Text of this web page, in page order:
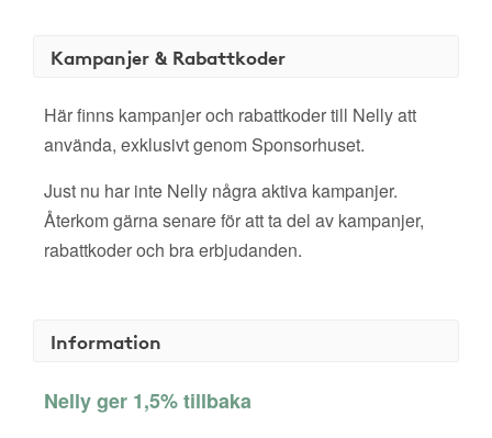
Kampanjer & Rabattkoder
Här finns kampanjer och rabattkoder till Nelly att
använda, exklusivt genom Sponsorhuset.
Just nu har inte Nelly några aktiva kampanjer.
Återkom gärna senare för att ta del av kampanjer,
rabattkoder och bra erbjudanden.
Information
Nelly ger 1,5% tillbaka